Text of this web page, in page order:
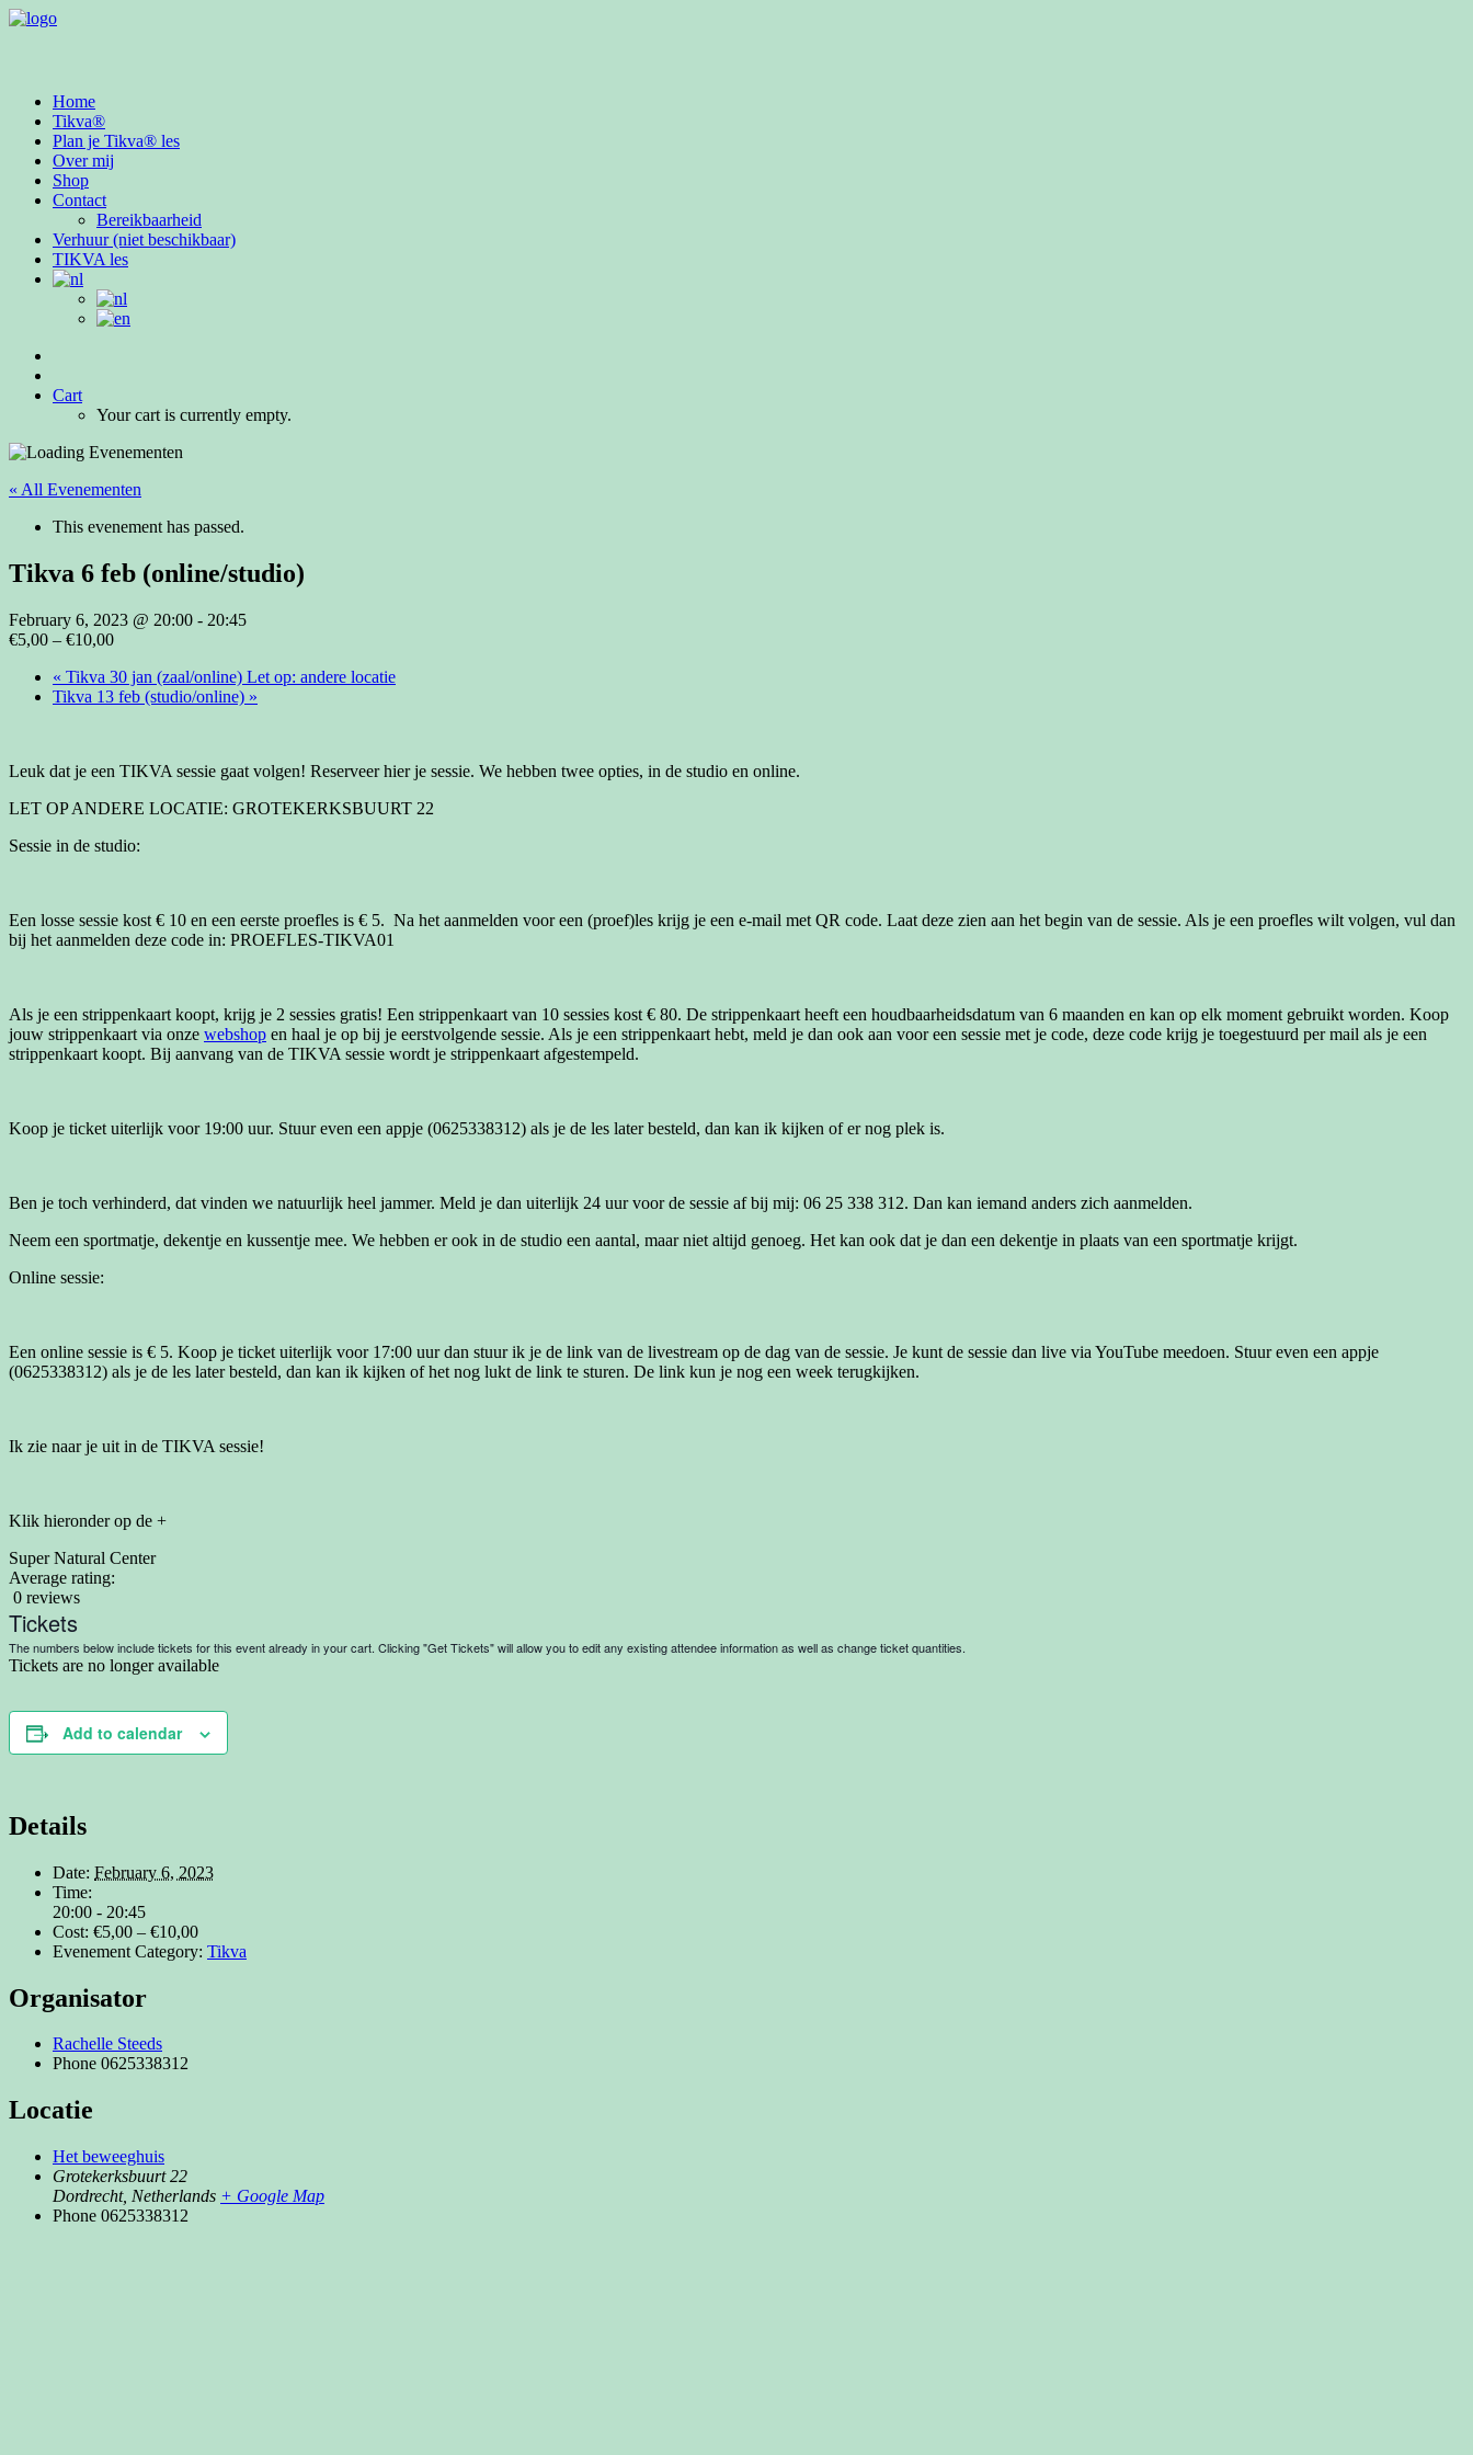
Home
Tikva®
Plan je Tikva® les
Over mij
Shop
Contact
Bereikbaarheid
Verhuur (niet beschikbaar)
TIKVA les
Cart
Your cart is currently empty.
« All Evenementen
This evenement has passed.
Tikva 6 feb (online/studio)
February 6, 2023 @ 20:00 - 20:45
€5,00 – €10,00
« Tikva 30 jan (zaal/online) Let op: andere locatie
Tikva 13 feb (studio/online) »
Leuk dat je een TIKVA sessie gaat volgen! Reserveer hier je sessie. We hebben twee opties, in de studio en online.
LET OP ANDERE LOCATIE: GROTEKERKSBUURT 22
Sessie in de studio:
Een losse sessie kost € 10 en een eerste proefles is € 5. Na het aanmelden voor een (proef)les krijg je een e-mail met QR code. Laat deze zien aan het begin van de sessie. Als je een proefles wilt volgen, vul dan
bij het aanmelden deze code in: PROEFLES-TIKVA01
Als je een strippenkaart koopt, krijg je 2 sessies gratis! Een strippenkaart van 10 sessies kost € 80. De strippenkaart heeft een houdbaarheidsdatum van 6 maanden en kan op elk moment gebruikt worden. Koop
jouw strippenkaart via onze webshop en haal je op bij je eerstvolgende sessie. Als je een strippenkaart hebt, meld je dan ook aan voor een sessie met je code, deze code krijg je toegestuurd per mail als je een
strippenkaart koopt. Bij aanvang van de TIKVA sessie wordt je strippenkaart afgestempeld.
Koop je ticket uiterlijk voor 19:00 uur. Stuur even een appje (0625338312) als je de les later besteld, dan kan ik kijken of er nog plek is.
Ben je toch verhinderd, dat vinden we natuurlijk heel jammer. Meld je dan uiterlijk 24 uur voor de sessie af bij mij: 06 25 338 312. Dan kan iemand anders zich aanmelden.
Neem een sportmatje, dekentje en kussentje mee. We hebben er ook in de studio een aantal, maar niet altijd genoeg. Het kan ook dat je dan een dekentje in plaats van een sportmatje krijgt.
Online sessie:
Een online sessie is € 5. Koop je ticket uiterlijk voor 17:00 uur dan stuur ik je de link van de livestream op de dag van de sessie. Je kunt de sessie dan live via YouTube meedoen. Stuur even een appje
(0625338312) als je de les later besteld, dan kan ik kijken of het nog lukt de link te sturen. De link kun je nog een week terugkijken.
Ik zie naar je uit in de TIKVA sessie!
Klik hieronder op de +
Super Natural Center
Average rating:
0 reviews
Tickets
The numbers below include tickets for this event already in your cart. Clicking "Get Tickets" will allow you to edit any existing attendee information as well as change ticket quantities.
Tickets are no longer available
Add to calendar
Details
Date: February 6, 2023
Time:
20:00 - 20:45
Cost: €5,00 – €10,00
Evenement Category: Tikva
Organisator
Rachelle Steeds
Phone 0625338312
Locatie
Het beweeghuis
Grotekerksbuurt 22
Dordrecht, Netherlands + Google Map
Phone 0625338312